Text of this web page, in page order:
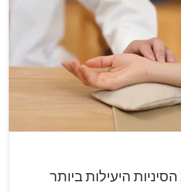
ביותר של רפואה סינית הוא היותו לא
תצטרך ללכת לבית חולים או להכנס להרדמה.
מכל סוג של כאב או תופעות לוואי שעלולות
השלב הראשון למציאת הדיקור הסיני
קביעת מצבך. לאחר שתדע מה זה, […]
היעילות ביותר